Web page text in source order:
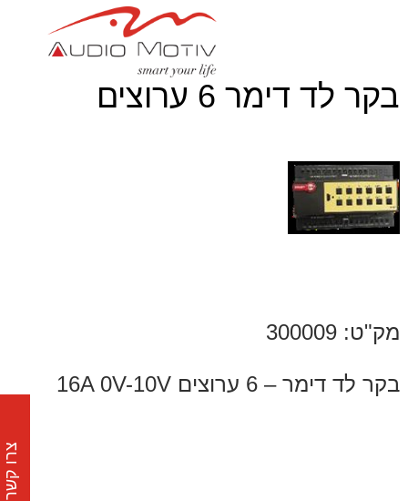
בקר לד דימר 6 ערוצים
מק"ט: 300009
בקר לד דימר – 6 ערוצים 16A 0V-10V
צרו קשר